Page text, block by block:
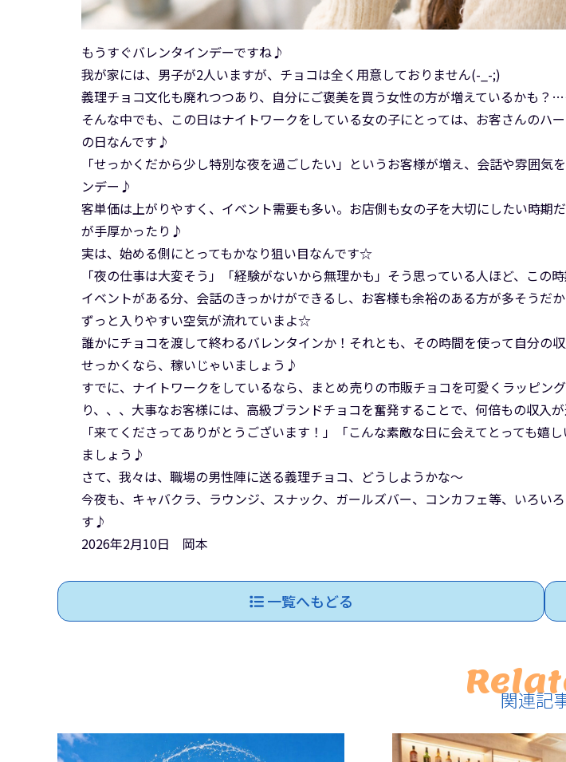
もうすぐバレンタインデーですね♪
我が家には、男子が2人いますが、チョコは全く用意しておりません(-_-;)
義理チョコ文化も廃れつつあり、自分にご褒美を買う女性の方が増えているかも？…
そんな中でも、この日はナイトワークをしている女の子にとっては、お客さんのハ
の日なんです♪
「せっかくだから少し特別な夜を過ごしたい」というお客様が増え、会話や雰囲気
ンデー♪
客単価は上がりやすく、イベント需要も多い。お店側も女の子を大切にしたい時期
が手厚かったり♪
実は、始める側にとってもかなり狙い目なんです☆
「夜の仕事は大変そう」「経験がないから無理かも」そう思っている人ほど、この
イベントがある分、会話のきっかけができるし、お客様も余裕のある方が多そうだか
ずっと入りやすい空気が流れていまよ☆
誰かにチョコを渡して終わるバレンタインか！それとも、その時間を使って自分の
せっかくなら、稼いじゃいましょう♪
すでに、ナイトワークをしているなら、まとめ売りの市販チョコを可愛くラッピン
り、、、大事なお客様には、高級ブランドチョコを奮発することで、何倍もの収入が
「来てくださってありがとうございます！」「こんな素敵な日に会えてとっても嬉
ましょう♪
さて、我々は、職場の男性陣に送る義理チョコ、どうしようかな～
今夜も、キャバクラ、ラウンジ、スナック、ガールズバー、コンカフェ等、いろい
す♪
2026年2月10日 岡本
一覧へもどる
関連記